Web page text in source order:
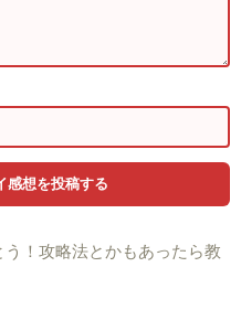
！攻略法とかもあったら教